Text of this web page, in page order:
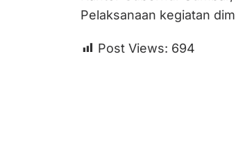
Pelaksanaan kegiatan
Post Views: 694